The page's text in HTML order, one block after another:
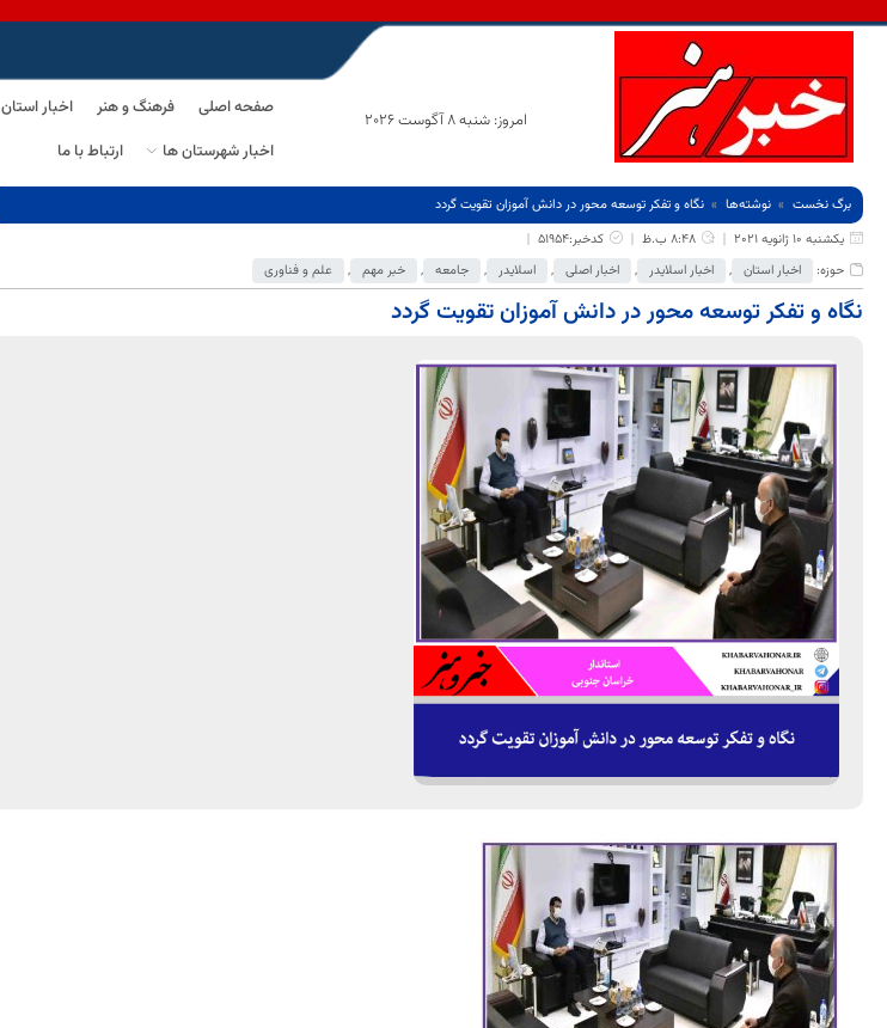
امروز: شنبه 8 آگوست 2026
صفحه اصلی فرهنگ و هنر اخبار استان
اخبار شهرستان ها
ارتباط با ما
برگ نخست نوشته‌ها
نگاه و تفکر توسعه محور در دانش آموزان تقویت گردد
یکشنبه 10 ژانویه 2021
8:48 ب.ظ
کدخبر:51954
حوزه:
اخبار استان , اخبار اسلایدر , اخبار اصلی , اسلایدر , جامعه , خبر مهم , علم و فناوری
نگاه و تفکر توسعه محور در دانش آموزان تقویت گردد